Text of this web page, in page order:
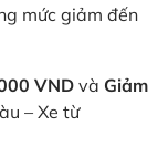
mức giảm đến
VND và Giảm
– Xe từ